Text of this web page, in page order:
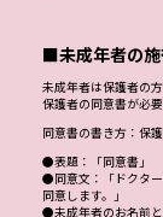
■未成年者の施
未成年者は保護者の
保護者の同意書が必要
同意書の書き方：保
●表題：「同意書」
●同意文：「ドクタ
同意します。」
●未成年者のお名前